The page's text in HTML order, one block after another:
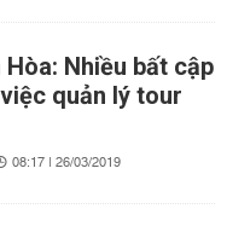
Hòa: Nhiều bất cập
quản lý tour
08:17 | 26/03/2019